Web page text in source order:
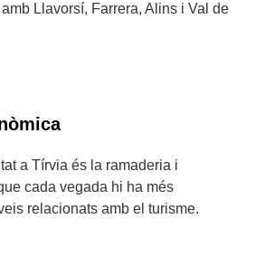
Llavorsí, Farrera, Alins i Val de
a Tírvia és la ramaderia i
cada vegada hi ha més
relacionats amb el turisme.